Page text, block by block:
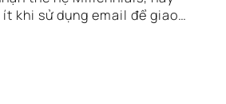
khi sử dụng email để giao…